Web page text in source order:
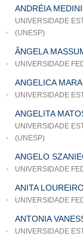
ANDRÉIA
UNIVERSIDADE
(UNESP)
ÂNGELA
UNIVERSIDADE
ANGELICA
UNIVERSIDADE
ANGELITA
UNIVERSIDADE
(UNESP)
ANGELO
UNIVERSIDADE
ANITA
UNIVERSIDADE
ANTONIA
UNIVERSIDADE